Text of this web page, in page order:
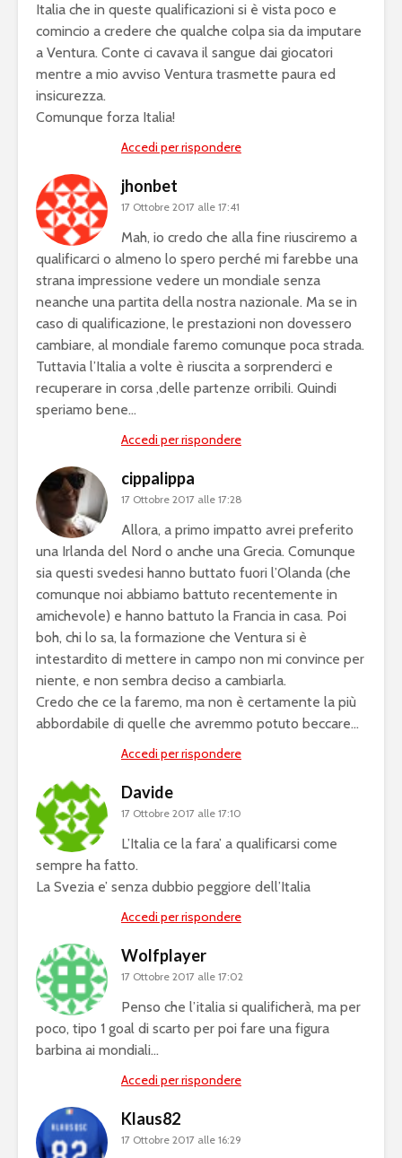
Italia che in queste qualificazioni si è vista poco e
comincio a credere che qualche colpa sia da imputare
a Ventura. Conte ci cavava il sangue dai giocatori
mentre a mio avviso Ventura trasmette paura ed
insicurezza.
Comunque forza Italia!
Accedi per rispondere
jhonbet
17 Ottobre 2017 alle 17:41
Mah, io credo che alla fine riusciremo a
qualificarci o almeno lo spero perché mi farebbe una
strana impressione vedere un mondiale senza
neanche una partita della nostra nazionale. Ma se in
caso di qualificazione, le prestazioni non dovessero
cambiare, al mondiale faremo comunque poca strada.
Tuttavia l’Italia a volte è riuscita a sorprenderci e
recuperare in corsa ,delle partenze orribili. Quindi
speriamo bene…
Accedi per rispondere
cippalippa
17 Ottobre 2017 alle 17:28
Allora, a primo impatto avrei preferito
una Irlanda del Nord o anche una Grecia. Comunque
sia questi svedesi hanno buttato fuori l’Olanda (che
comunque noi abbiamo battuto recentemente in
amichevole) e hanno battuto la Francia in casa. Poi
boh, chi lo sa, la formazione che Ventura si è
intestardito di mettere in campo non mi convince per
niente, e non sembra deciso a cambiarla.
Credo che ce la faremo, ma non è certamente la più
abbordabile di quelle che avremmo potuto beccare…
Accedi per rispondere
Davide
17 Ottobre 2017 alle 17:10
L’Italia ce la fara’ a qualificarsi come
sempre ha fatto.
La Svezia e’ senza dubbio peggiore dell’Italia
Accedi per rispondere
Wolfplayer
17 Ottobre 2017 alle 17:02
Penso che l’italia si qualificherà, ma per
poco, tipo 1 goal di scarto per poi fare una figura
barbina ai mondiali…
Accedi per rispondere
Klaus82
17 Ottobre 2017 alle 16:29